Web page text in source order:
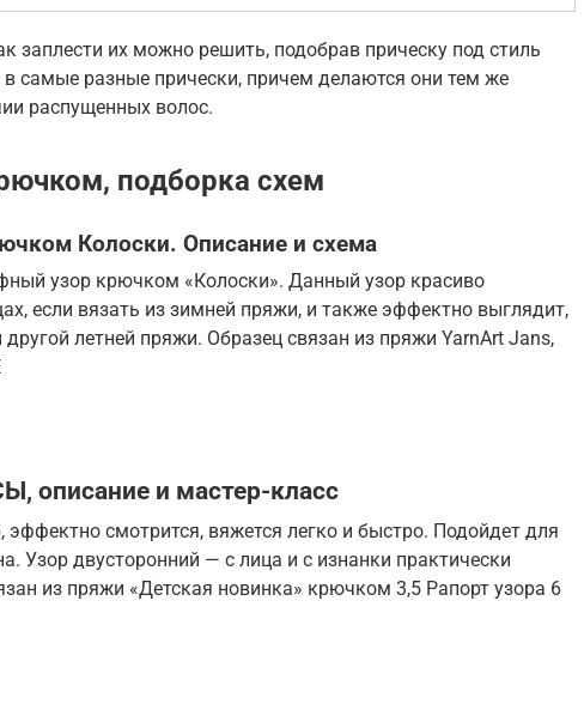
заплести их можно решить, подобрав прическу под стиль
самые разные прически, причем делаются они тем же
распущенных волос.
подборка схем
Колоски. Описание и схема
узор крючком «Колоски». Данный узор красиво
если вязать из зимней пряжи, и также эффектно выглядит,
летней пряжи. Образец связан из пряжи YarnArt Jans,
описание и мастер-класс
эффектно смотрится, вяжется легко и быстро. Подойдет для
Узор двусторонний — с лица и с изнанки практически
из пряжи «Детская новинка» крючком 3,5 Рапорт узора 6